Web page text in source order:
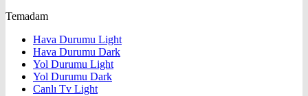
Temadam
Hava Durumu Light
Hava Durumu Dark
Yol Durumu Light
Yol Durumu Dark
Canlı Tv Light